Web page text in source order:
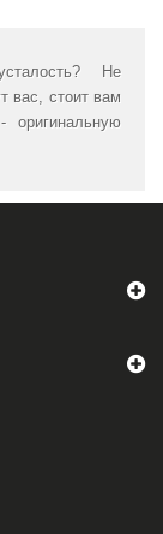
Не
вас, стоит вам
оригинальную